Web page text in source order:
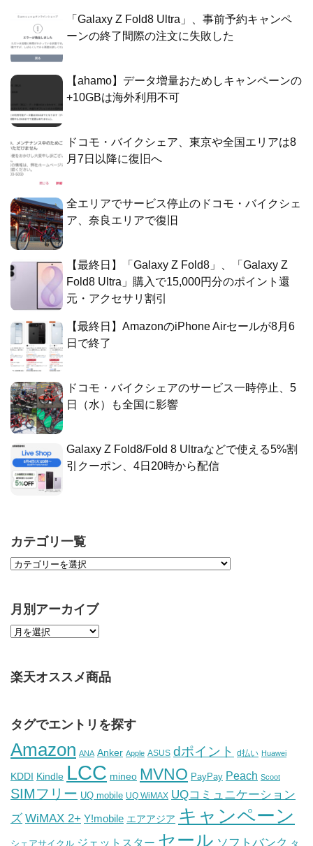
「Galaxy Z Fold8 Ultra」、事前予約キャンペ
ーンの終了間際の注文に失敗した
【ahamo】データ増量おためしキャンペーンの
+10GBは海外利用不可
ドコモ・バイクシェア、東京や全国エリアは8
月7日以降に復旧へ
全エリアでサービス停止のドコモ・バイクシェ
ア、奈良エリアで復旧
【最終日】「Galaxy Z Fold8」、「Galaxy Z
Fold8 Ultra」購入で15,000円分のポイント還
元・アクセサリ割引
【最終日】AmazonのiPhone Airセールが8月6
日で終了
ドコモ・バイクシェアのサービス一時停止、5
日（水）も全国に影響
Galaxy Z Fold8/Fold 8 Ultraなどで使える5%割
引クーポン、4日20時から配信
カテゴリ一覧
月別アーカイブ
楽天オススメ商品
タグでエントリを探す
Amazon ANA Anker Apple ASUS dポイント d払い Huawei
KDDI Kindle LCC mineo MVNO PayPay Peach Scoot
SIMフリー UQ mobile UQ WiMAX UQコミュニケーション
ズ WiMAX 2+ Y!mobile エアアジア キャンペーン
シェアサイクル ジェットスター セール ソフトバンク タ